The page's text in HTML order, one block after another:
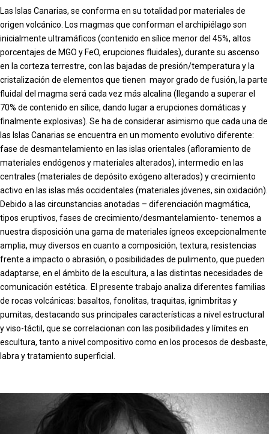
Las Islas Canarias, se conforma en su totalidad por materiales de
origen volcánico. Los magmas que conforman el archipiélago son
inicialmente ultramáficos (contenido en sílice menor del 45%, altos
porcentajes de MGO y FeO, erupciones fluidales), durante su ascenso
en la corteza terrestre, con las bajadas de presión/temperatura y la
cristalización de elementos que tienen mayor grado de fusión, la parte
fluidal del magma será cada vez más alcalina (llegando a superar el
70% de contenido en sílice, dando lugar a erupciones domáticas y
finalmente explosivas). Se ha de considerar asimismo que cada una de
las Islas Canarias se encuentra en un momento evolutivo diferente:
fase de desmantelamiento en las islas orientales (afloramiento de
materiales endógenos y materiales alterados), intermedio en las
centrales (materiales de depósito exógeno alterados) y crecimiento
activo en las islas más occidentales (materiales jóvenes, sin oxidación).
Debido a las circunstancias anotadas – diferenciación magmática,
tipos eruptivos, fases de crecimiento/desmantelamiento- tenemos a
nuestra disposición una gama de materiales ígneos excepcionalmente
amplia, muy diversos en cuanto a composición, textura, resistencias
frente a impacto o abrasión, o posibilidades de pulimento, que pueden
adaptarse, en el ámbito de la escultura, a las distintas necesidades de
comunicación estética. El presente trabajo analiza diferentes familias
de rocas volcánicas: basaltos, fonolitas, traquitas, ignimbritas y
pumitas, destacando sus principales características a nivel estructural
y viso-táctil, que se correlacionan con las posibilidades y límites en
escultura, tanto a nivel compositivo como en los procesos de desbaste,
labra y tratamiento superficial.